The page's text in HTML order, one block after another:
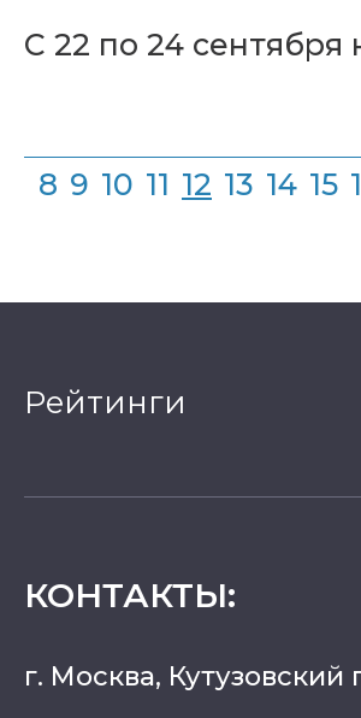
С 22 по 24
8 9 10 11 12 13 14 15
Рейтинги
КОНТАКТЫ:
г. Москва, Кутузовский